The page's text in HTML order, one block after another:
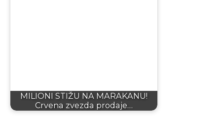
MILIONI STIŽU NA MARAKANU!
Crvena zvezda prodaje…